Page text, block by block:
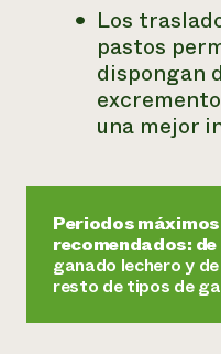
Los
pastos
dispongan
una mejor
Periodos
recomendados: de
ganado lechero y
resto de tipos de